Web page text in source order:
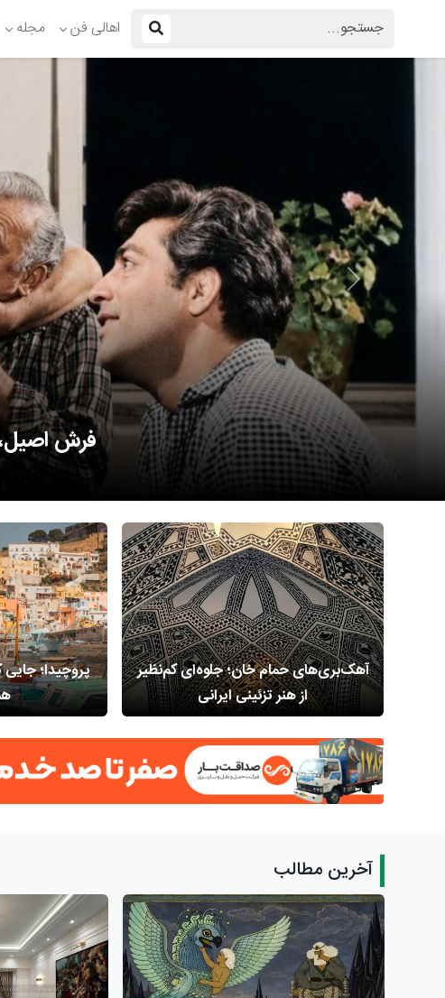
اهالی فن مجله
زندگی
Previous
آهک‌بری‌های حمام خان؛ جلوه‌ای کم‌نظیر
از هنر تزئینی ایرانی
پروچیدا؛
آخرین مطالب